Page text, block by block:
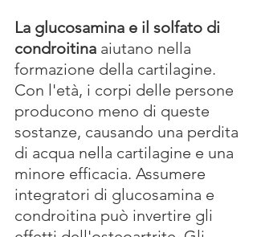
La glucosamina e il solfato di
condroitina aiutano nella
formazione della cartilagine.
Con l'età, i corpi delle persone
producono meno di queste
sostanze, causando una perdita
di acqua nella cartilagine e una
minore efficacia. Assumere
integratori di glucosamina e
condroitina può invertire gli